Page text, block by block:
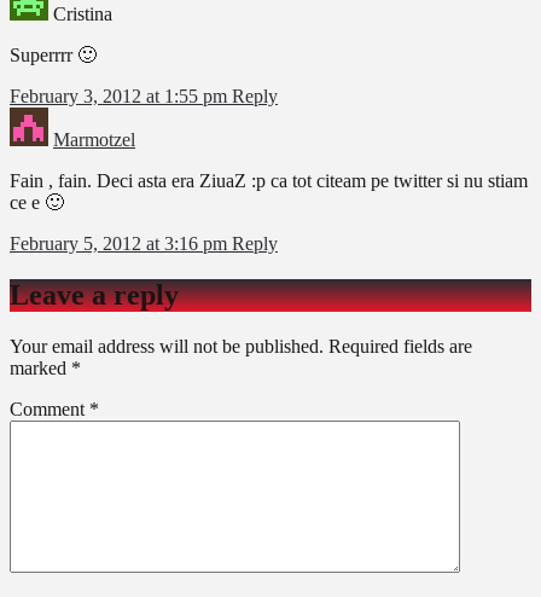
Cristina
Superrrr 🙂
February 3, 2012 at 1:55 pm Reply
Marmotzel
Fain , fain. Deci asta era ZiuaZ :p ca tot citeam pe twitter si nu stiam
ce e 🙂
February 5, 2012 at 3:16 pm Reply
Leave a reply
Your email address will not be published. Required fields are
marked *
Comment *